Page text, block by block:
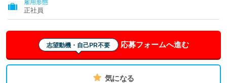
雇用形態
正社員
志望動機・自己PR不要 応募フォームへ進む
気になる